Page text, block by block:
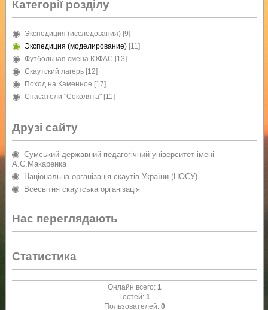
Категорії розділу
Экспедиция (исследования) [9]
Экспедиция (моделирование) [11]
Футбольная смена ЮФАС [13]
Скаутский лагерь [12]
Поход на Каменное [17]
Спасатели "Соколята" [11]
Друзі сайту
Сумський державний педагогічний університет імені
А.С.Макаренка
Національна організація скаутів України (НОСУ)
Всесвітня скаутська організація
Нас переглядають
Статистика
Онлайн всего: 1
Гостей: 1
Пользователей: 0